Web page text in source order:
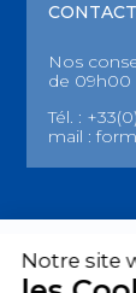
Nos
de 09h00
Tél. :
mail :
Notre site